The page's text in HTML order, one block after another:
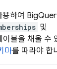
용하여
및
이블을 채울 수
마를 따라야 합